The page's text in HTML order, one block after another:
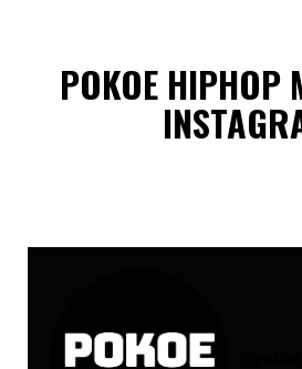
POKOE HIPHOP